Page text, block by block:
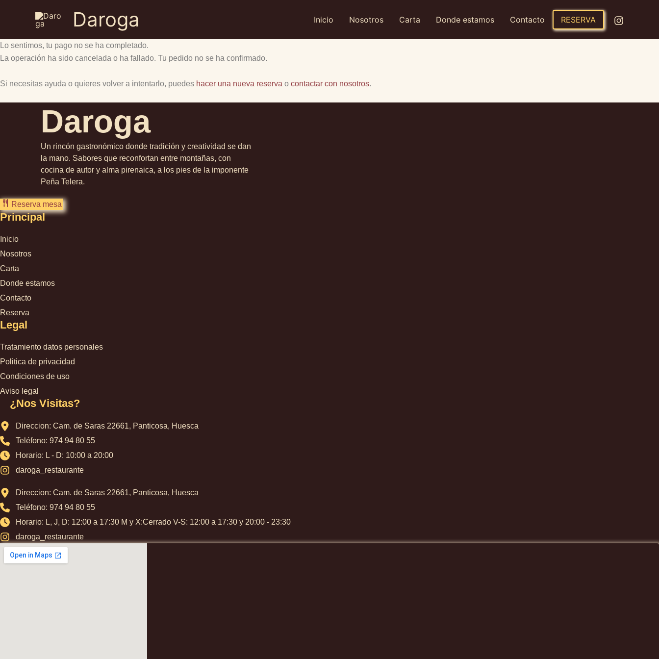
Daroga Inicio Nosotros Carta Donde estamos Contacto RESERVA
Lo sentimos, tu pago no se ha completado.
La operación ha sido cancelada o ha fallado. Tu pedido no se ha confirmado.
Si necesitas ayuda o quieres volver a intentarlo, puedes hacer una nueva reserva o contactar con nosotros.
Daroga
Un rincón gastronómico donde tradición y creatividad se dan
la mano. Sabores que reconfortan entre montañas, con
cocina de autor y alma pirenaica, a los pies de la imponente
Peña Telera.
Reserva mesa
Principal
Inicio
Nosotros
Carta
Donde estamos
Contacto
Reserva
Legal
Tratamiento datos personales
Politica de privacidad
Condiciones de uso
Aviso legal
¿Nos Visitas?
Direccion: Cam. de Saras 22661, Panticosa, Huesca
Teléfono: 974 94 80 55
Horario: L - D: 10:00 a 20:00
daroga_restaurante
Direccion: Cam. de Saras 22661, Panticosa, Huesca
Teléfono: 974 94 80 55
Horario: L, J, D: 12:00 a 17:30 M y X:Cerrado V-S: 12:00 a 17:30 y 20:00 - 23:30
daroga_restaurante